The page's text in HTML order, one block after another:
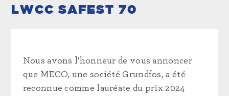
LWCC SAFEST 70
Nous avons l'honneur de vous annoncer
que MECO, une société Grundfos, a été
reconnue comme lauréate du prix 2024